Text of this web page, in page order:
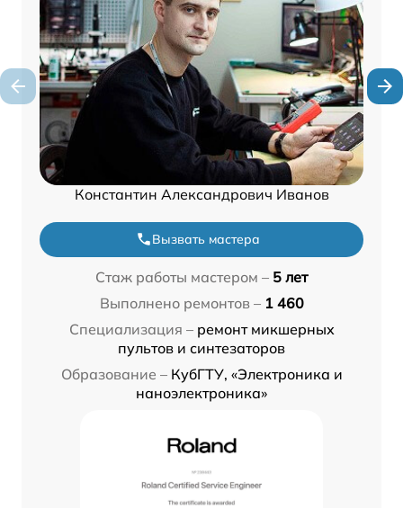
Константин Александрович Иванов
Вызвать мастера
Стаж работы мастером – 5 лет
Выполнено ремонтов – 1 460
Специализация – ремонт микшерных
пультов и синтезаторов
Образование – КубГТУ, «Электроника и
наноэлектроника»